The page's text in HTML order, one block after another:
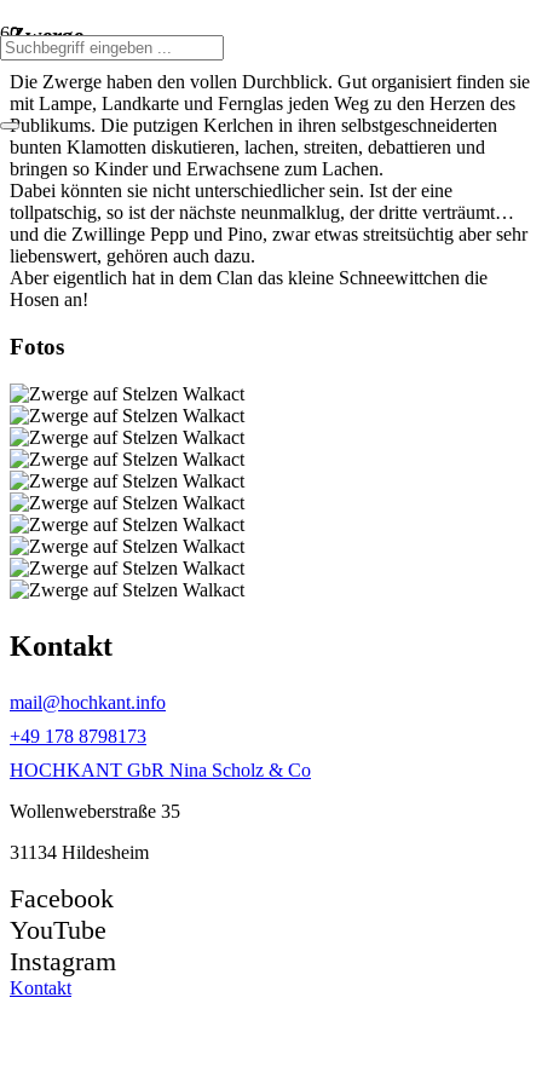
Zwerge
Die Zwerge haben den vollen Durchblick. Gut organisiert finden sie
mit Lampe, Landkarte und Fernglas jeden Weg zu den Herzen des
Publikums. Die putzigen Kerlchen in ihren selbstgeschneiderten
bunten Klamotten diskutieren, lachen, streiten, debattieren und
bringen so Kinder und Erwachsene zum Lachen.
Dabei könnten sie nicht unterschiedlicher sein. Ist der eine
tollpatschig, so ist der nächste neunmalklug, der dritte verträumt…
und die Zwillinge Pepp und Pino, zwar etwas streitsüchtig aber sehr
liebenswert, gehören auch dazu.
Aber eigentlich hat in dem Clan das kleine Schneewittchen die
Hosen an!
Fotos
Kontakt
mail@hochkant.info
+49 178 8798173
HOCHKANT GbR Nina Scholz & Co
Wollenweberstraße 35
31134 Hildesheim
Facebook
YouTube
Instagram
Kontakt